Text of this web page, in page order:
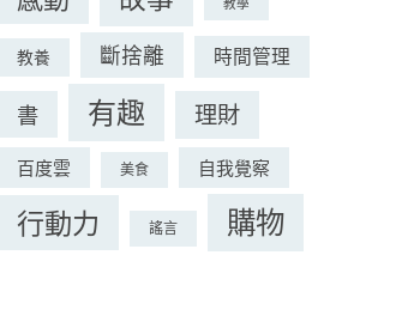
教學
教養 斷捨離 時間管理
書 有趣 理財
百度雲 美食 自我覺察
行動力 謠言 購物